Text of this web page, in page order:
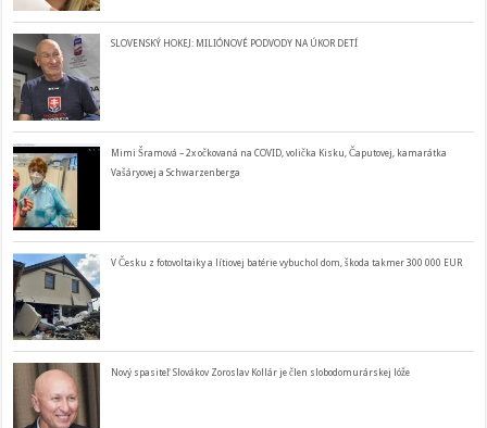
SLOVENSKÝ HOKEJ: MILIÓNOVÉ PODVODY NA ÚKOR DETÍ
Mimi Šramová – 2x očkovaná na COVID, volička Kisku, Čaputovej, kamarátka
Vašáryovej a Schwarzenberga
V Česku z fotovoltaiky a lítiovej batérie vybuchol dom, škoda takmer 300 000 EUR
Nový spasiteľ Slovákov Zoroslav Kollár je člen slobodomurárskej lóže